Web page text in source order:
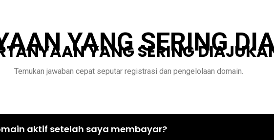
YANG SERING
YANG SERING
Temukan jawaban cepat seputar registrasi dan pengelolaan domain.
aktif setelah saya membayar?